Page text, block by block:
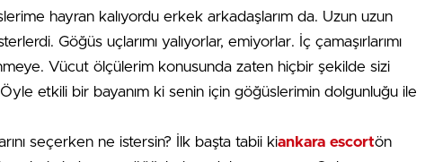
hayran kalıyordu erkek arkadaşlarım da. Uzun uzun
Göğüs uçlarımı yalıyorlar, emiyorlar. İç çamaşırlarımı
Vücut ölçülerim konusunda zaten hiçbir şekilde sizi
Öyle etkili bir bayanım ki senin için göğüslerimin dolgunluğu ile
seçerken ne istersin? İlk başta tabii kiankara escortön